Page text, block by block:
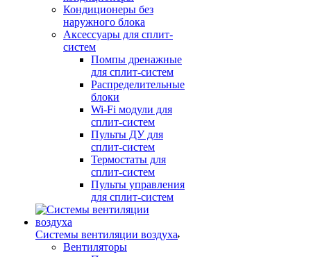
Кондиционеры без
наружного блока
Аксессуары для сплит-
систем
Помпы дренажные
для сплит-систем
Распределительные
блоки
Wi-Fi модули для
сплит-систем
Пульты ДУ для
сплит-систем
Термостаты для
сплит-систем
Пульты управления
для сплит-систем
Системы вентиляции воздуха
Вентиляторы